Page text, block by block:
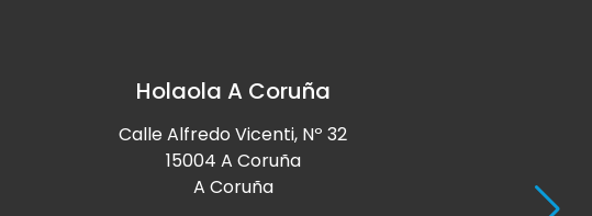
Holaola A Coruña
Calle Alfredo Vicenti, Nº 32
15004 A Coruña
A Coruña